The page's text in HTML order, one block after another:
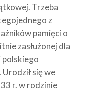
Trzeba
z
pamięci o
zasłużonej dla
się we
r. w rodzinie